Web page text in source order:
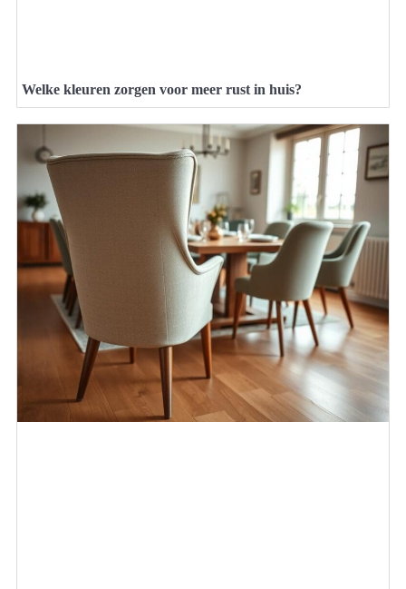
Welke kleuren zorgen voor meer rust in huis?